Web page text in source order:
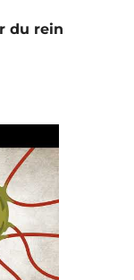
du rein